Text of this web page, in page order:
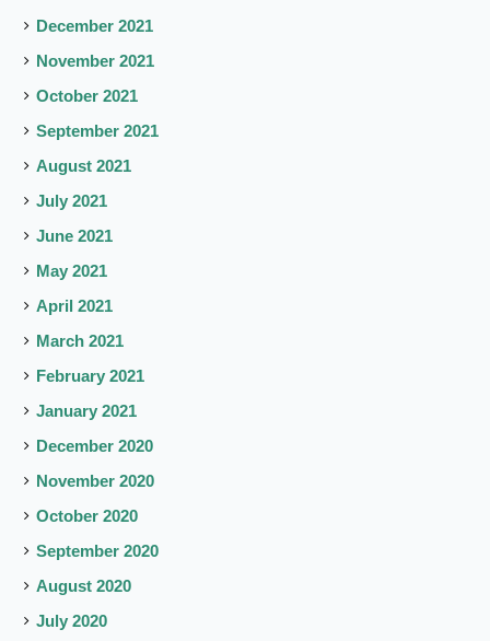
December 2021
November 2021
October 2021
September 2021
August 2021
July 2021
June 2021
May 2021
April 2021
March 2021
February 2021
January 2021
December 2020
November 2020
October 2020
September 2020
August 2020
July 2020